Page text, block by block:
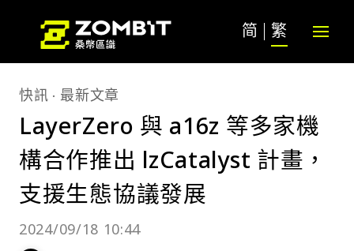
简 繁
快訊 最新文章
LayerZero 與 a16z 等多家機
構合作推出 lzCatalyst 計畫，
支援生態協議發展
2024/09/18 10:44